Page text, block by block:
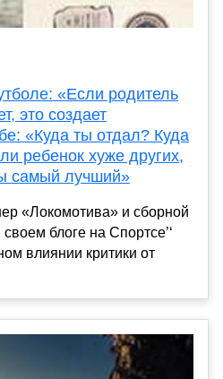
«Если родитель
это создает
«Куда ты отдал? Куда
ребенок хуже других,
самый лучший»
«Локомотива» и сборной
блоге на Спортсе’‘
влиянии критики от